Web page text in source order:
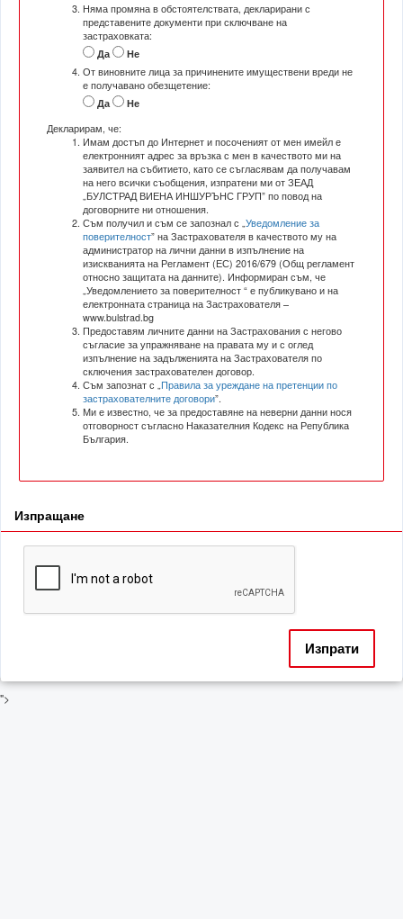
Няма промяна в обстоятелствата, декларирани с
представените документи при сключване на
застраховката:
Да
Не
От виновните лица за причинените имуществени вреди не
е получавано обезщетение:
Да
Не
Декларирам, че:
Имам достъп до Интернет и посоченият от мен имейл е
електронният адрес за връзка с мен в качеството ми на
заявител на събитието, като се съгласявам да получавам
на него всички съобщения, изпратени ми от ЗЕАД
„БУЛСТРАД ВИЕНА ИНШУРЪНС ГРУП” по повод на
договорните ни отношения.
Съм получил и съм се запознал с „Уведомление за
поверителност” на Застрахователя в качеството му на
администратор на лични данни в изпълнение на
изискванията на Регламент (ЕС) 2016/679 (Общ регламент
относно защитата на данните). Информиран съм, че
„Уведомлението за поверителност “ е публикувано и на
електронната страница на Застрахователя –
www.bulstrad.bg
Предоставям личните данни на Застрахования с негово
съгласие за упражняване на правата му и с оглед
изпълнение на задълженията на Застрахователя по
сключения застрахователен договор.
Съм запознат с „Правила за уреждане на претенции по
застрахователните договори”.
Ми е известно, че за предоставяне на неверни данни нося
отговорност съгласно Наказателния Кодекс на Република
България.
Изпращане
Изпрати
">